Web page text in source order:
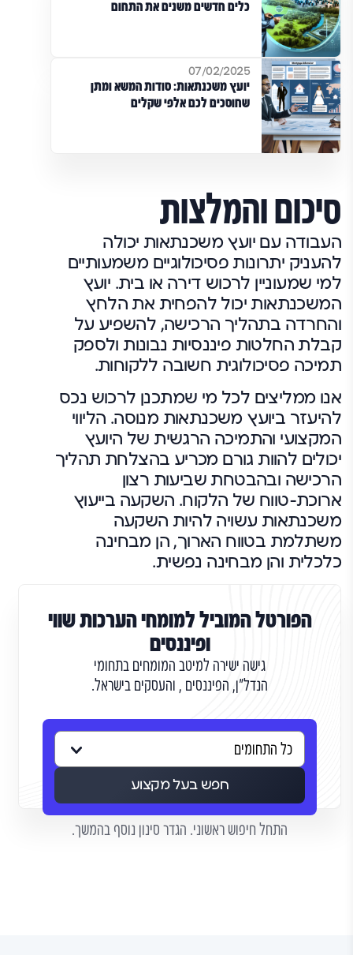
כלים חדשים משנים את התחום
07/02/2025
יועץ משכנתאות: סודות המשא ומתן
שחוסכים לכם אלפי שקלים
סיכום והמלצות
העבודה עם יועץ משכנתאות יכולה
להעניק יתרונות פסיכולוגיים משמעותיים
למי שמעוניין לרכוש דירה או בית. יועץ
המשכנתאות יכול להפחית את הלחץ
והחרדה בתהליך הרכישה, להשפיע על
קבלת החלטות פיננסיות נבונות ולספק
תמיכה פסיכולוגית חשובה ללקוחות.
אנו ממליצים לכל מי שמתכנן לרכוש נכס
להיעזר ביועץ משכנתאות מנוסה. הליווי
המקצועי והתמיכה הרגשית של היועץ
יכולים להוות גורם מכריע בהצלחת תהליך
הרכישה ובהבטחת שביעות רצון
ארוכת-טווח של הלקוח. השקעה בייעוץ
משכנתאות עשויה להיות השקעה
משתלמת בטווח הארוך, הן מבחינה
כלכלית והן מבחינה נפשית.
הפורטל המוביל למומחי הערכות שווי
ופיננסים
גישה ישירה למיטב המומחים בתחומי
הנדל"ן, הפיננסים , והעסקים בישראל.
חפש בעל מקצוע
התחל חיפוש ראשוני. הגדר סינון נוסף בהמשך.